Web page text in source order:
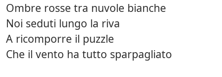
Ombre rosse tra nuvole bianche
Noi seduti lungo la riva
A ricomporre il puzzle
Che il vento ha tutto sparpagliato